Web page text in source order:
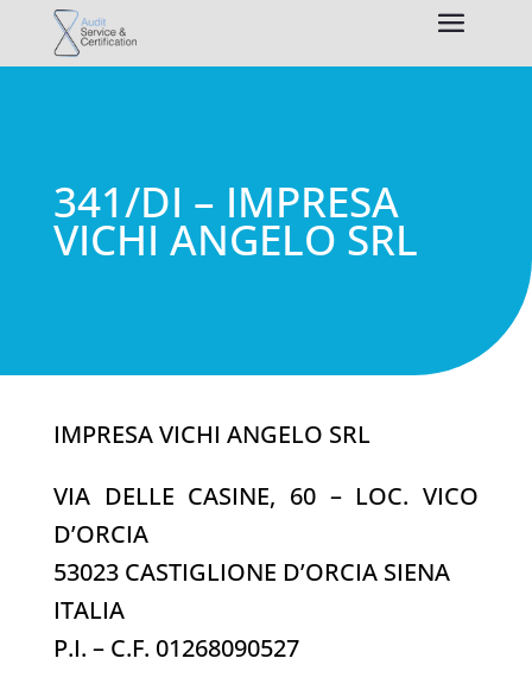
341/DI – IMPRESA
VICHI ANGELO SRL
IMPRESA VICHI ANGELO SRL
VIA DELLE CASINE, 60 – LOC. VICO
D’ORCIA
53023 CASTIGLIONE D’ORCIA SIENA
ITALIA
P.I. – C.F. 01268090527